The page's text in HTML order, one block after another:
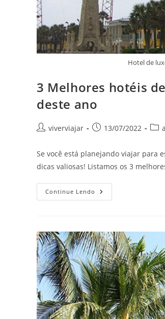
Hotel de
3 Melhores hotéis
deste ano
Autor
post:
viverviajar
Post13/07/2022
Se você está planejando viajar para
dicas valiosas! Listamos os 3
Continue Lendo
Melhores
Para
Curtir
E
Relaxar
Nas
Férias
Deste
Ano